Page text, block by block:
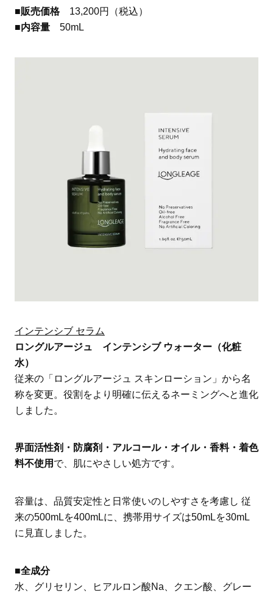
■販売価格 13,200円（税込）
■内容量 50mL
インテンシブ セラム
ロングルアージュ インテンシブ ウォーター（化粧
水）
従来の「ロングルアージュ スキンローション」から名
称を変更。役割をより明確に伝えるネーミングへと進化
しました。
界面活性剤・防腐剤・アルコール・オイル・香料・着色
料不使用 で、肌にやさしい処方です。
容量は、品質安定性と日常使いのしやすさを考慮し 従
来の500mLを400mLに、携帯用サイズは50mLを30mL
に見直しました。
■全成分
水、グリセリン、ヒアルロン酸Na、クエン酸、グレー